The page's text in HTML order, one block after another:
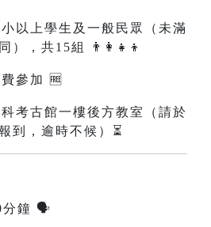
小以上學生及一般民眾（未滿
），共15組 👨‍👩‍👧‍👦
參加 🆓
考古館一樓後方教室（請於
到，逾時不候）⏳
分鐘 🗣️